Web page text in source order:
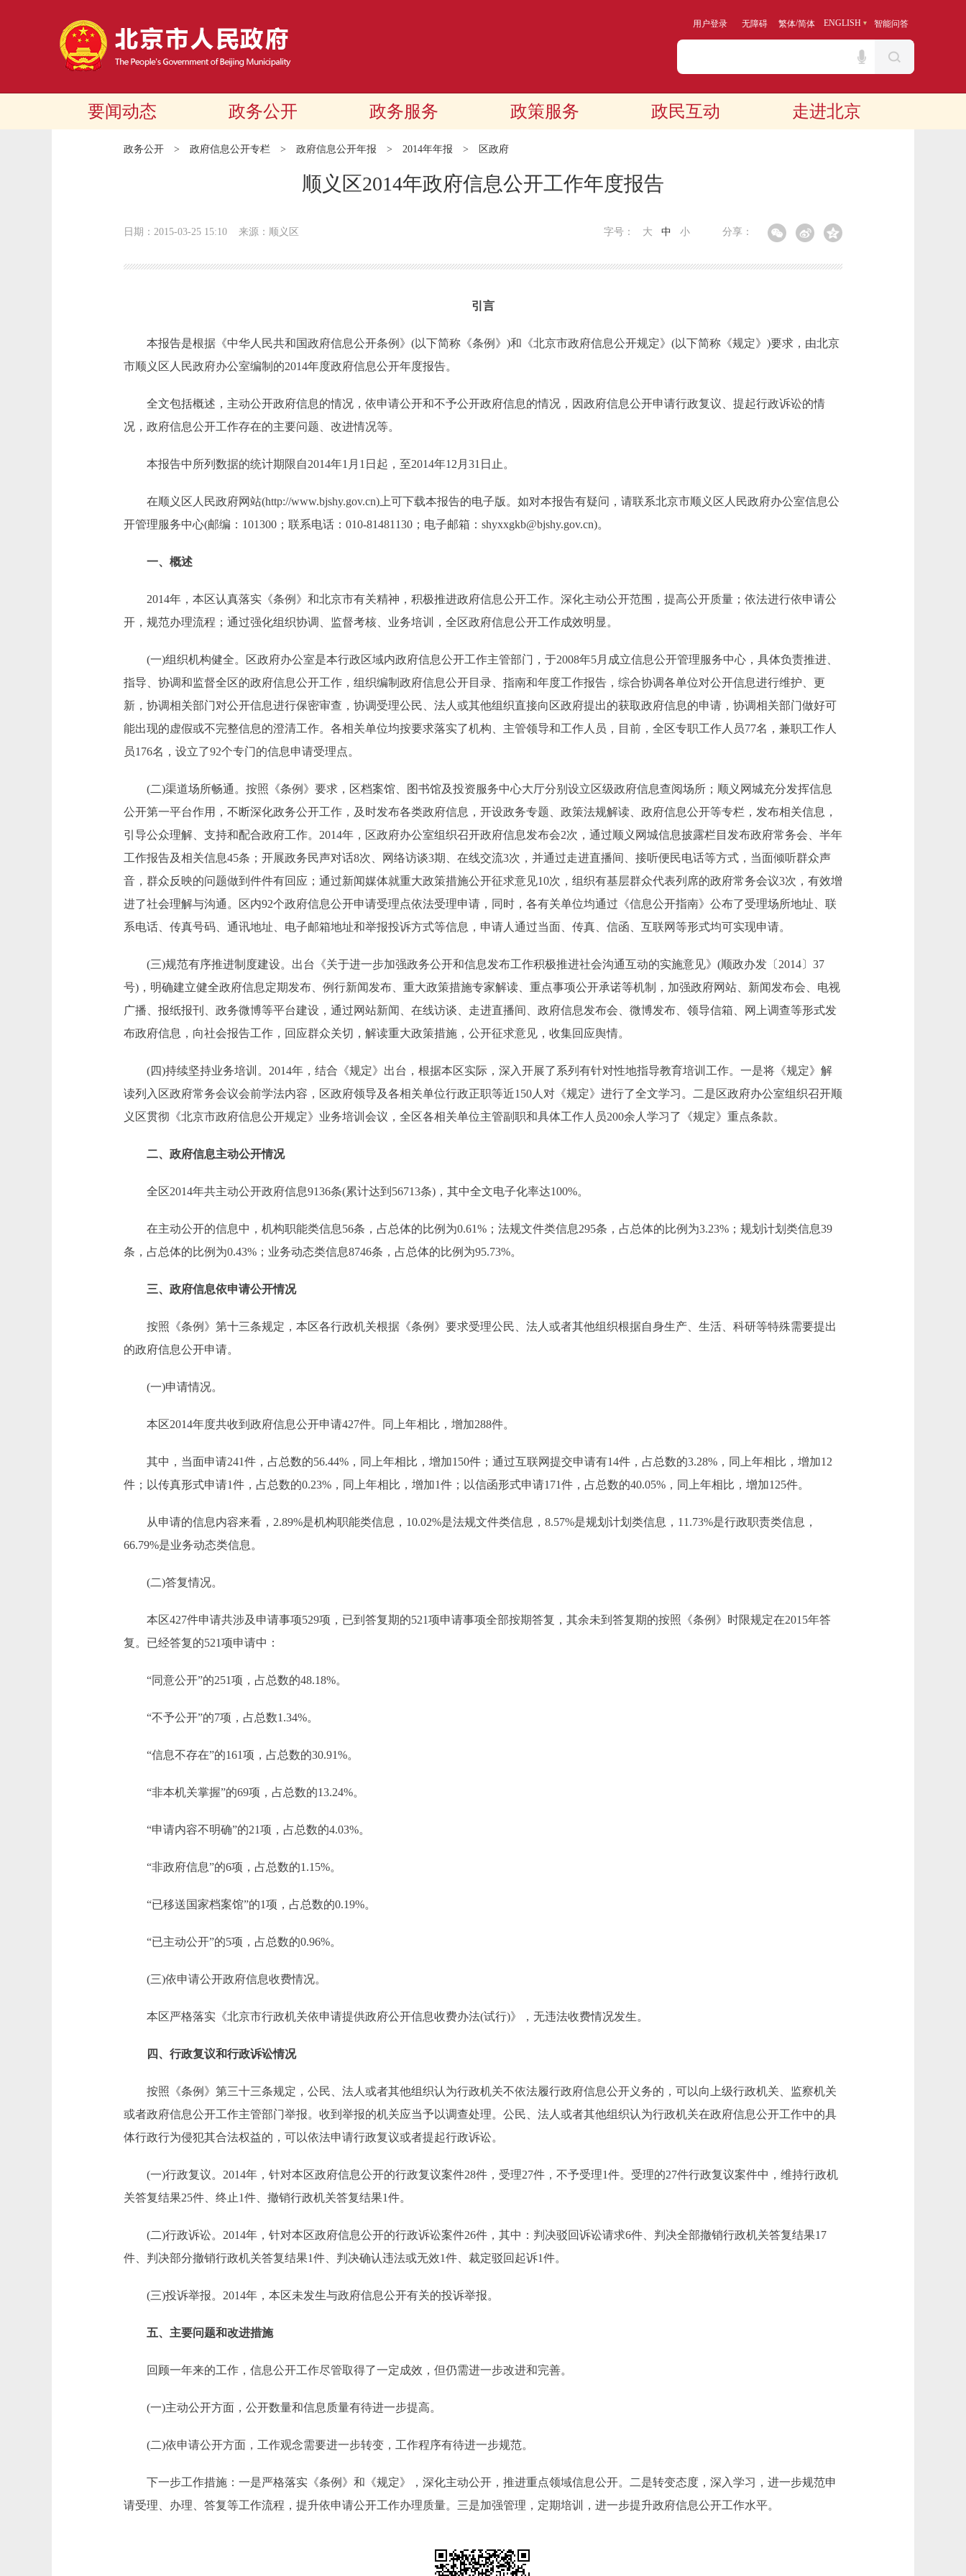
用户登录 无障碍 繁体/简体 ENGLISH 智能问答
要闻动态 政务公开 政务服务 政策服务 政民互动 走进北京
政务公开 > 政府信息公开专栏 > 政府信息公开年报 > 2014年年报 > 区政府
顺义区2014年政府信息公开工作年度报告
日期：2015-03-25 15:10 来源：顺义区 分享：
字号： 大 中 小
引言
本报告是根据《中华人民共和国政府信息公开条例》(以下简称《条例》)和《北京市政府信息公开规定》(以下简称《规定》)要求，由北京
市顺义区人民政府办公室编制的2014年度政府信息公开年度报告。
全文包括概述，主动公开政府信息的情况，依申请公开和不予公开政府信息的情况，因政府信息公开申请行政复议、提起行政诉讼的情
况，政府信息公开工作存在的主要问题、改进情况等。
本报告中所列数据的统计期限自2014年1月1日起，至2014年12月31日止。
在顺义区人民政府网站(http://www.bjshy.gov.cn)上可下载本报告的电子版。如对本报告有疑问，请联系北京市顺义区人民政府办公室信息公
开管理服务中心(邮编：101300；联系电话：010-81481130；电子邮箱：shyxxgkb@bjshy.gov.cn)。
一、概述
2014年，本区认真落实《条例》和北京市有关精神，积极推进政府信息公开工作。深化主动公开范围，提高公开质量；依法进行依申请公
开，规范办理流程；通过强化组织协调、监督考核、业务培训，全区政府信息公开工作成效明显。
(一)组织机构健全。区政府办公室是本行政区域内政府信息公开工作主管部门，于2008年5月成立信息公开管理服务中心，具体负责推进、
指导、协调和监督全区的政府信息公开工作，组织编制政府信息公开目录、指南和年度工作报告，综合协调各单位对公开信息进行维护、更
新，协调相关部门对公开信息进行保密审查，协调受理公民、法人或其他组织直接向区政府提出的获取政府信息的申请，协调相关部门做好可
能出现的虚假或不完整信息的澄清工作。各相关单位均按要求落实了机构、主管领导和工作人员，目前，全区专职工作人员77名，兼职工作人
员176名，设立了92个专门的信息申请受理点。
(二)渠道场所畅通。按照《条例》要求，区档案馆、图书馆及投资服务中心大厅分别设立区级政府信息查阅场所；顺义网城充分发挥信息
公开第一平台作用，不断深化政务公开工作，及时发布各类政府信息，开设政务专题、政策法规解读、政府信息公开等专栏，发布相关信息，
引导公众理解、支持和配合政府工作。2014年，区政府办公室组织召开政府信息发布会2次，通过顺义网城信息披露栏目发布政府常务会、半年
工作报告及相关信息45条；开展政务民声对话8次、网络访谈3期、在线交流3次，并通过走进直播间、接听便民电话等方式，当面倾听群众声
音，群众反映的问题做到件件有回应；通过新闻媒体就重大政策措施公开征求意见10次，组织有基层群众代表列席的政府常务会议3次，有效增
进了社会理解与沟通。区内92个政府信息公开申请受理点依法受理申请，同时，各有关单位均通过《信息公开指南》公布了受理场所地址、联
系电话、传真号码、通讯地址、电子邮箱地址和举报投诉方式等信息，申请人通过当面、传真、信函、互联网等形式均可实现申请。
(三)规范有序推进制度建设。出台《关于进一步加强政务公开和信息发布工作积极推进社会沟通互动的实施意见》(顺政办发〔2014〕37
号)，明确建立健全政府信息定期发布、例行新闻发布、重大政策措施专家解读、重点事项公开承诺等机制，加强政府网站、新闻发布会、电视
广播、报纸报刊、政务微博等平台建设，通过网站新闻、在线访谈、走进直播间、政府信息发布会、微博发布、领导信箱、网上调查等形式发
布政府信息，向社会报告工作，回应群众关切，解读重大政策措施，公开征求意见，收集回应舆情。
(四)持续坚持业务培训。2014年，结合《规定》出台，根据本区实际，深入开展了系列有针对性地指导教育培训工作。一是将《规定》解
读列入区政府常务会议会前学法内容，区政府领导及各相关单位行政正职等近150人对《规定》进行了全文学习。二是区政府办公室组织召开顺
义区贯彻《北京市政府信息公开规定》业务培训会议，全区各相关单位主管副职和具体工作人员200余人学习了《规定》重点条款。
二、政府信息主动公开情况
全区2014年共主动公开政府信息9136条(累计达到56713条)，其中全文电子化率达100%。
在主动公开的信息中，机构职能类信息56条，占总体的比例为0.61%；法规文件类信息295条，占总体的比例为3.23%；规划计划类信息39
条，占总体的比例为0.43%；业务动态类信息8746条，占总体的比例为95.73%。
三、政府信息依申请公开情况
按照《条例》第十三条规定，本区各行政机关根据《条例》要求受理公民、法人或者其他组织根据自身生产、生活、科研等特殊需要提出
的政府信息公开申请。
(一)申请情况。
本区2014年度共收到政府信息公开申请427件。同上年相比，增加288件。
其中，当面申请241件，占总数的56.44%，同上年相比，增加150件；通过互联网提交申请有14件，占总数的3.28%，同上年相比，增加12
件；以传真形式申请1件，占总数的0.23%，同上年相比，增加1件；以信函形式申请171件，占总数的40.05%，同上年相比，增加125件。
从申请的信息内容来看，2.89%是机构职能类信息，10.02%是法规文件类信息，8.57%是规划计划类信息，11.73%是行政职责类信息，
66.79%是业务动态类信息。
(二)答复情况。
本区427件申请共涉及申请事项529项，已到答复期的521项申请事项全部按期答复，其余未到答复期的按照《条例》时限规定在2015年答
复。已经答复的521项申请中：
“同意公开”的251项，占总数的48.18%。
“不予公开”的7项，占总数1.34%。
“信息不存在”的161项，占总数的30.91%。
“非本机关掌握”的69项，占总数的13.24%。
“申请内容不明确”的21项，占总数的4.03%。
“非政府信息”的6项，占总数的1.15%。
“已移送国家档案馆”的1项，占总数的0.19%。
“已主动公开”的5项，占总数的0.96%。
(三)依申请公开政府信息收费情况。
本区严格落实《北京市行政机关依申请提供政府公开信息收费办法(试行)》，无违法收费情况发生。
四、行政复议和行政诉讼情况
按照《条例》第三十三条规定，公民、法人或者其他组织认为行政机关不依法履行政府信息公开义务的，可以向上级行政机关、监察机关
或者政府信息公开工作主管部门举报。收到举报的机关应当予以调查处理。公民、法人或者其他组织认为行政机关在政府信息公开工作中的具
体行政行为侵犯其合法权益的，可以依法申请行政复议或者提起行政诉讼。
(一)行政复议。2014年，针对本区政府信息公开的行政复议案件28件，受理27件，不予受理1件。受理的27件行政复议案件中，维持行政机
关答复结果25件、终止1件、撤销行政机关答复结果1件。
(二)行政诉讼。2014年，针对本区政府信息公开的行政诉讼案件26件，其中：判决驳回诉讼请求6件、判决全部撤销行政机关答复结果17
件、判决部分撤销行政机关答复结果1件、判决确认违法或无效1件、裁定驳回起诉1件。
(三)投诉举报。2014年，本区未发生与政府信息公开有关的投诉举报。
五、主要问题和改进措施
回顾一年来的工作，信息公开工作尽管取得了一定成效，但仍需进一步改进和完善。
(一)主动公开方面，公开数量和信息质量有待进一步提高。
(二)依申请公开方面，工作观念需要进一步转变，工作程序有待进一步规范。
下一步工作措施：一是严格落实《条例》和《规定》，深化主动公开，推进重点领域信息公开。二是转变态度，深入学习，进一步规范申
请受理、办理、答复等工作流程，提升依申请公开工作办理质量。三是加强管理，定期培训，进一步提升政府信息公开工作水平。